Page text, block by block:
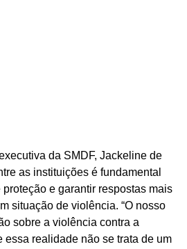
da SMDF, Jackeline de
as instituições é fundamental
e garantir respostas mais
situação de violência. “O nosso
sobre a violência contra a
essa realidade não se trata de um